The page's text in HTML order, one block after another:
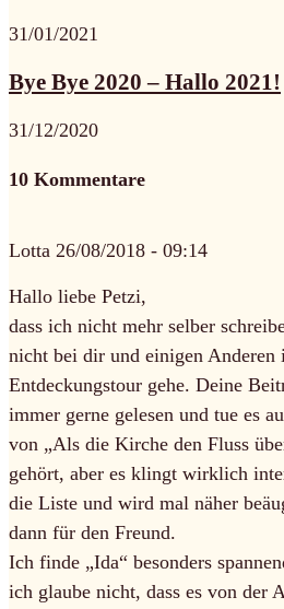
31/01/2021
Bye Bye 2020 – Hallo 2021!
31/12/2020
10 Kommentare
Lotta 26/08/2018 - 09:14
Hallo liebe Petzi,
dass ich nicht mehr selber
nicht bei dir und einigen
Entdeckungstour gehe. Deine
immer gerne gelesen und tue es
von „Als die Kirche den Fluss
gehört, aber es klingt wirklich
die Liste und wird mal näher
dann für den Freund.
Ich finde „Ida“ besonders
ich glaube nicht, dass es von der